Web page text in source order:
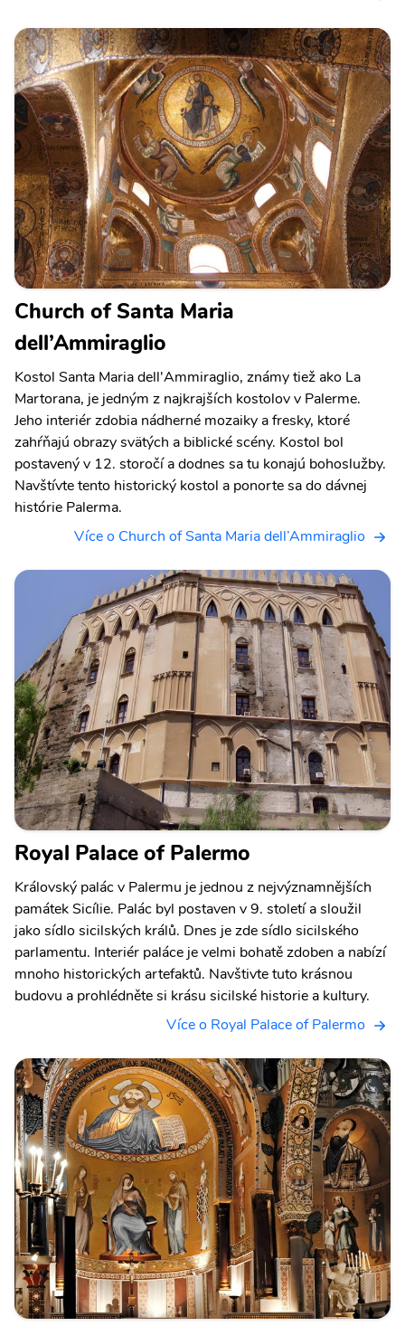
Church of Santa Maria
dell’Ammiraglio
Kostol Santa Maria dell'Ammiraglio, známy tiež ako La
Martorana, je jedným z najkrajších kostolov v Palerme.
Jeho interiér zdobia nádherné mozaiky a fresky, ktoré
zahŕňajú obrazy svätých a biblické scény. Kostol bol
postavený v 12. storočí a dodnes sa tu konajú bohoslužby.
Navštívte tento historický kostol a ponorte sa do dávnej
histórie Palerma.
Více o Church of Santa Maria dell’Ammiraglio
Royal Palace of Palermo
Královský palác v Palermu je jednou z nejvýznamnějších
památek Sicílie. Palác byl postaven v 9. století a sloužil
jako sídlo sicilských králů. Dnes je zde sídlo sicilského
parlamentu. Interiér paláce je velmi bohatě zdoben a nabízí
mnoho historických artefaktů. Navštivte tuto krásnou
budovu a prohlédněte si krásu sicilské historie a kultury.
Více o Royal Palace of Palermo